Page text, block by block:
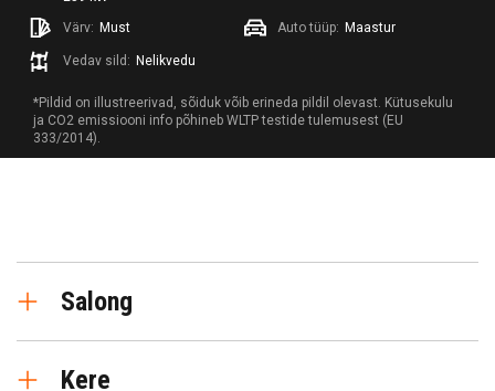
Värv: Must Auto tüüp: Maastur
Vedav sild: Nelikvedu
*Pildid on illustreerivad, sõiduk võib erineda pildil olevast. Kütusekulu
ja CO2 emissiooni info põhineb WLTP testide tulemusest (EU
333/2014).
Salong
Automaatne kliimaseade
Kere